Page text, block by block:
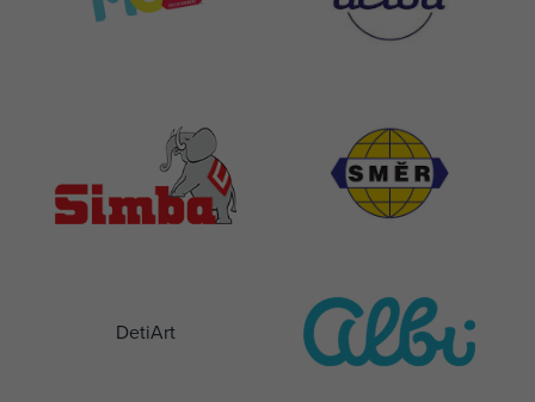
DetiArt